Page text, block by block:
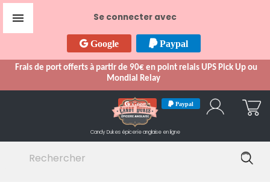
Se connecter avec
Google Paypal
Frais de port offerts à partir de 90€ en point relais UPS Pick Up ou
Mondial Relay

Google Paypal
Candy Dukes épicerie anglaise en ligne